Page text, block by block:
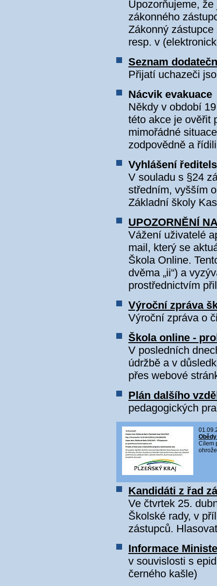
Upozorňujeme,
zákonného
Zákonný
resp. v
Seznam
Přijatí uchazeči
Nácvik evakuace
Někdy v období
této akce je ověřit
mimořádné
zodpovědně a
Vyhlášení
V souladu s §24
středním, vyšším
Základní školy
UPOZORNĚNÍ
Vážení uživatelé
mail, který se
Škola Online.
dvěma „ii“) a
prostřednictvím
Výroční zpráva
Výroční zpráva o
Škola online -
V posledních
údržbě a v
přes webové
Plán dalšího
pedagogických
Cílem
Kandidáti z řad
Ve čtvrtek 25.
Školské rady, v
zástupců.
Informace
v souvislosti s
černého kašle)